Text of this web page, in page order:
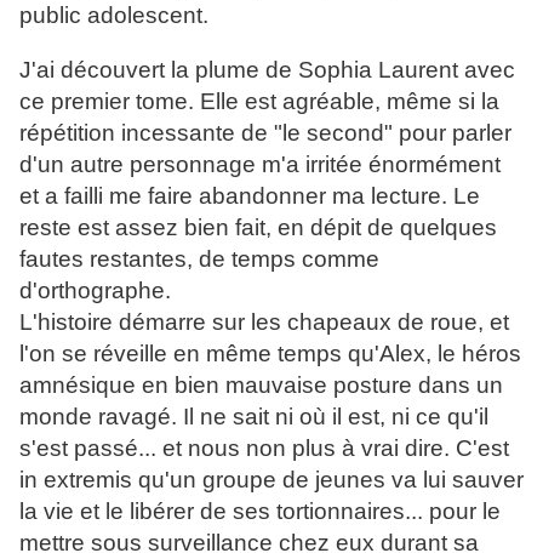
public adolescent.
J'ai découvert la plume de Sophia Laurent avec
ce premier tome. Elle est agréable, même si la
répétition incessante de "le second" pour parler
d'un autre personnage m'a irritée énormément
et a failli me faire abandonner ma lecture. Le
reste est assez bien fait, en dépit de quelques
fautes restantes, de temps comme
d'orthographe.
L'histoire démarre sur les chapeaux de roue, et
l'on se réveille en même temps qu'Alex, le héros
amnésique en bien mauvaise posture dans un
monde ravagé. Il ne sait ni où il est, ni ce qu'il
s'est passé... et nous non plus à vrai dire. C'est
in extremis qu'un groupe de jeunes va lui sauver
la vie et le libérer de ses tortionnaires... pour le
mettre sous surveillance chez eux durant sa